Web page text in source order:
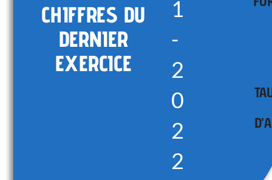
CHIFFRES DU
DERNIER
EXERCICE
1
-
2
0
2
2